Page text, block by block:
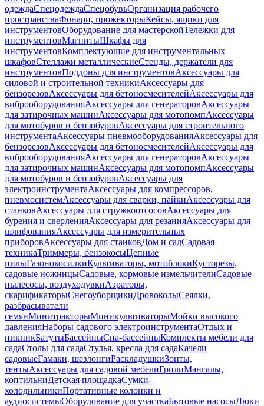
одеждаСпецодеждаСпецобувьОрганизация рабочего
пространстваФонари, прожекторыКейсы, ящики для
инструментовОборудование для мастерскойТележки для
инструментовМагнитыШкафы для
инструментовКомплектующие для инструментальных
шкафовСтеллажи металлическиеСтенды, держатели для
инструментовПоддоны для инструментовАксессуары для
силовой и строительной техникиАксессуары для
бензорезовАксессуары для бетоносмесителейАксессуары для
виброоборудованияАксессуары для генераторовАксессуары
для затирочных машинАксессуары для мотопомпАксессуары
для мотобуров и бензобуровАксессуары для строительного
инструментаАксессуары пневмооборудованияАксессуары для
бензорезовАксессуары для бетоносмесителейАксессуары для
виброоборудованияАксессуары для генераторовАксессуары
для затирочных машинАксессуары для мотопомпАксессуары
для мотобуров и бензобуровАксессуары для
электроинструментаАксессуары для компрессоров,
пневмосистемАксессуары для сварки, пайкиАксессуары для
станковАксессуары для стружкоотсосовАксессуары для
бурения и сверленияАксессуары для резанияАксессуары для
шлифованияАксессуары для измерительных
приборовАксессуары для станковДом и садСадовая
техникаТриммеры, бензокосыЦепные
пилыГазонокосилкиКультиваторы, мотоблокиКусторезы,
садовые ножницыСадовые, кормовые измельчителиСадовые
пылесосы, воздуходувкиАэраторы,
скарификаторыСнегоуборщикиДровоколыСеялки,
разбрасыватели
семянМинитракторыМиникультиваторыМойки высокого
давленияНаборы садового электроинструментаОтдых и
пикникБатутыБассейныСпа-бассейныКомплекты мебели для
садаСтолы для садаСтулья, кресла для садаКачели
садовыеГамаки, шезлонгиРаскладушкиЗонты,
тентыАксессуары для садовой мебелиГрилиМангалы,
коптильниДетская площадкаСумки-
холодильникиПортативные колонки и
аудиосистемыОборудование для участкаБытовые насосыЛюки